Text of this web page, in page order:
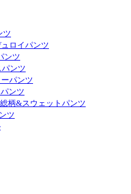
ツ
ュロイパンツ
ンツ
パンツ
パンツ
ンツ
総柄&スウェットパンツ
ツ